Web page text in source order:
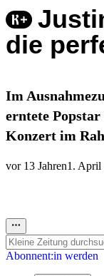
die
Im
erntete
Konzert im
vor 13 Jahren1. April
Abonnent:in werden